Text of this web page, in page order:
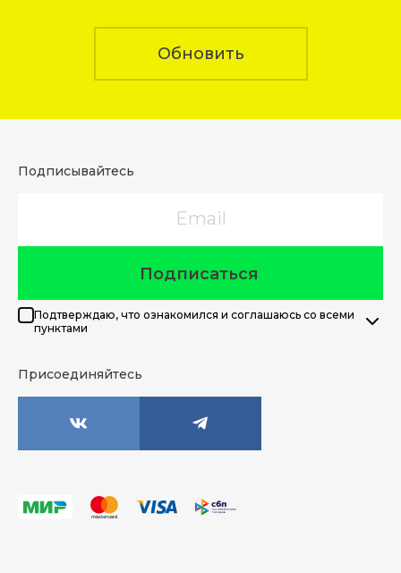
Обновить
Подписывайтесь
Подписаться
Подтверждаю, что ознакомился и соглашаюсь со всеми
пунктами
Присоединяйтесь